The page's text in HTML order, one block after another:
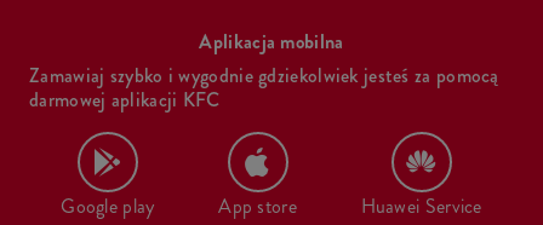
Aplikacja mobilna
Zamawiaj szybko i wygodnie gdziekolwiek jesteś za pomocą
darmowej aplikacji KFC
Google play App store Huawei Service